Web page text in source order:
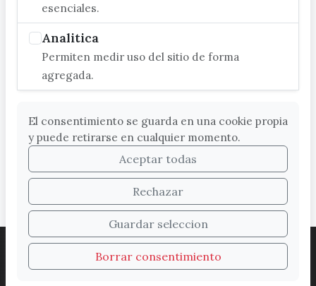
ACCESIBILIDAD COOKIES
LEGAL
PROTECCIÓN DE DATOS
MAPA WEB
esenciales.
Analitica
Permiten medir uso del sitio de forma
agregada.
El consentimiento se guarda en una cookie propia
y puede retirarse en cualquier momento.
Aceptar todas
Rechazar
Guardar seleccion
Borrar consentimiento